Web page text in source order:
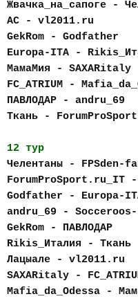
Жвачка_на_сапоге -
AC - vl2011.ru
GekRom - Godfather
Europa-ITA -
МамаМия - SAXARitaly
FC_АTRIUM -
ПАВЛОДАР - andru_69
Ткань -
12 тур
Челентаны - FPSden-
ForumProSport.ru_IT -
Godfather - Europa-
andru_69 -
GekRom - ПАВЛОДАР
Rikis_Италия - Ткань
Лацыале - vl2011.ru
SAXARitaly -
Mafia_da_Odessa -